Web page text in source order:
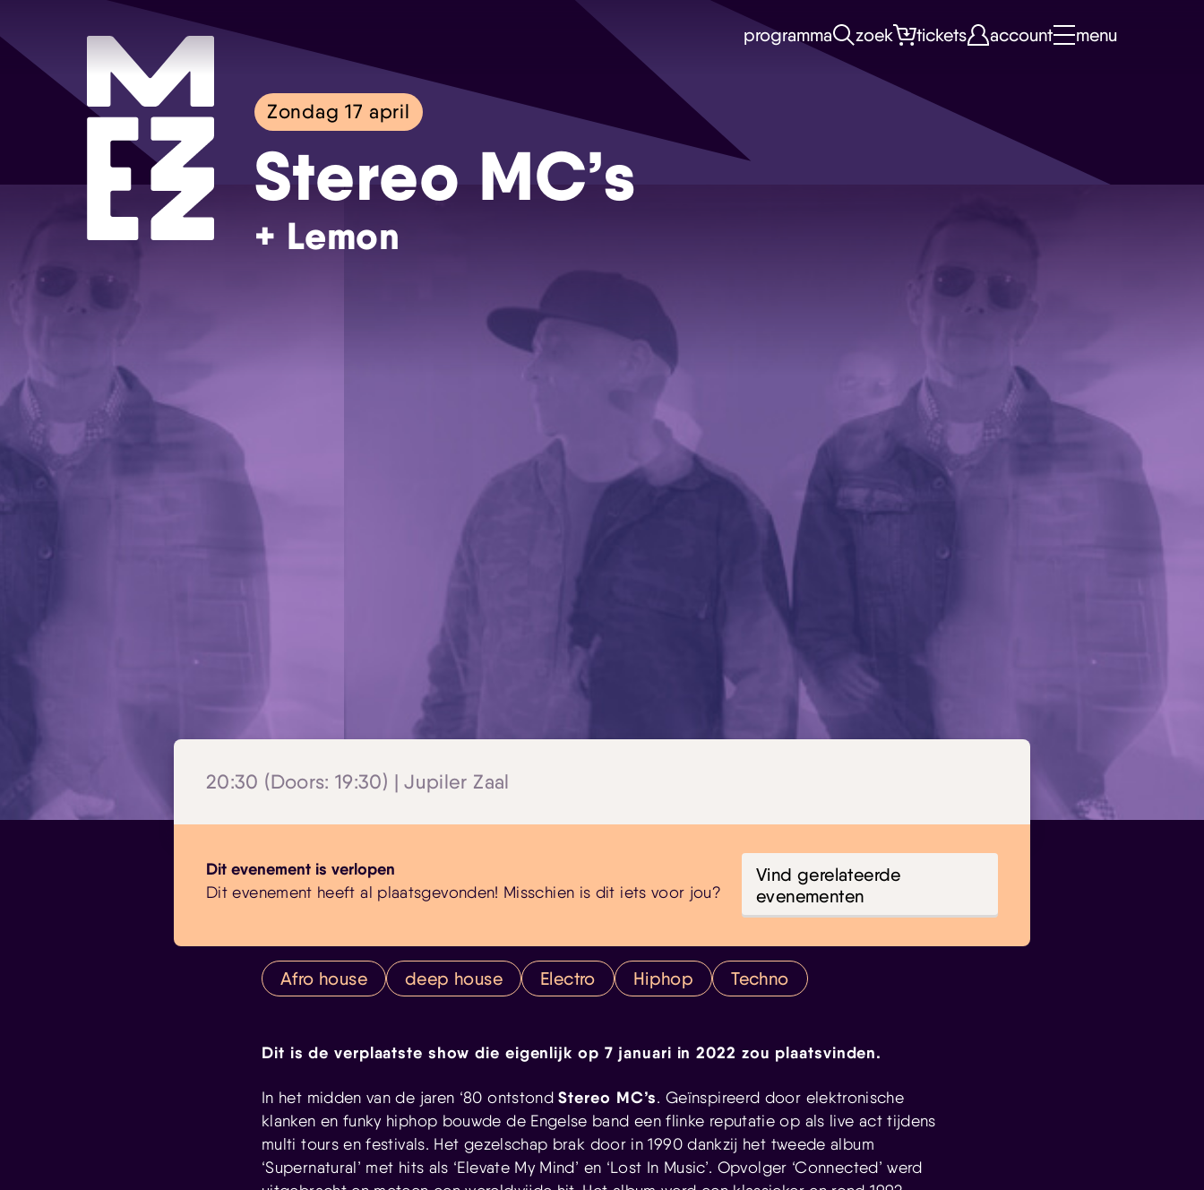
Skip navigatie
programma zoek tickets account menu
Zondag 17 april
Stereo MC’s
+ Lemon
20:30 (Doors: 19:30) | Jupiler Zaal
Dit evenement is verlopen
Dit evenement heeft al plaatsgevonden! Misschien is dit iets voor jou?
Vind gerelateerde
evenementen
Afro house deep house Electro Hiphop Techno
Dit is de verplaatste show die eigenlijk op 7 januari in 2022 zou plaatsvinden.
In het midden van de jaren ‘80 ontstondStereo MC’s. Geïnspireerd door elektronische
klanken en funky hiphop bouwde de Engelse band een flinke reputatie op als live act tijdens
multi tours en festivals. Het gezelschap brak door in 1990 dankzij het tweede album
‘Supernatural’ met hits als ‘Elevate My Mind’ en ‘Lost In Music’. Opvolger ‘Connected’ werd